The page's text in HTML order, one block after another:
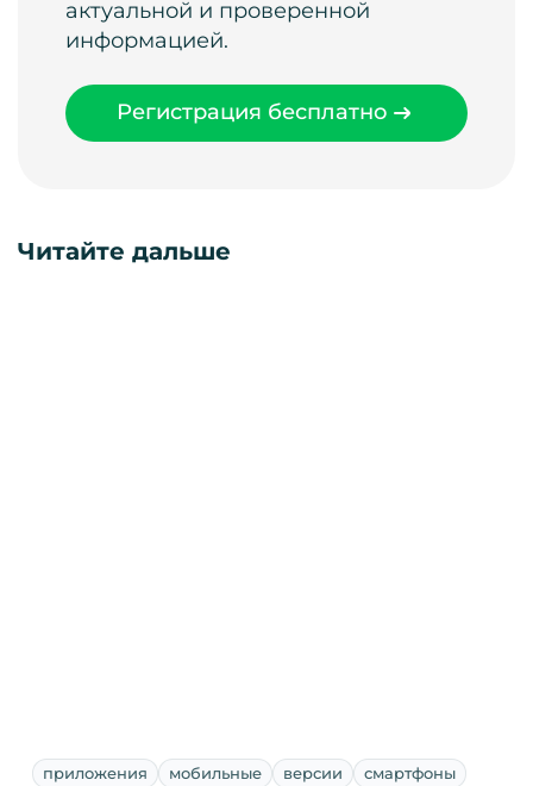
актуальной и проверенной
информацией.
Регистрация бесплатно
Читайте дальше
приложения мобильные версии смартфоны